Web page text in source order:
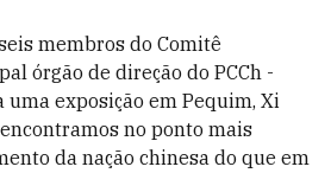
membros do Comitê
órgão de direção do PCCh -
exposição em Pequim, Xi
no ponto mais
da nação chinesa do que em